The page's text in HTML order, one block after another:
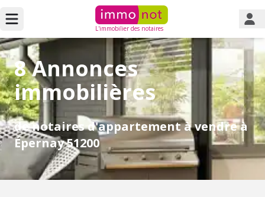
L'immobilier des notaires
8 Annonces
immobilières
de notaires d'appartement à vendre à
Épernay 51200